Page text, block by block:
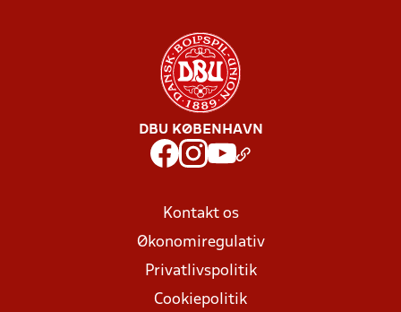
DBU KØBENHAVN
Kontakt os
Økonomiregulativ
Privatlivspolitik
Cookiepolitik